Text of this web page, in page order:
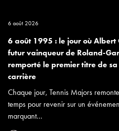
6 août 2026
6 août 1995 : le jour où Albert
futur vainqueur de Roland-
remporté le premier titre de sa
carrière
Chaque jour, Tennis Majors
temps pour revenir sur un
marquant...